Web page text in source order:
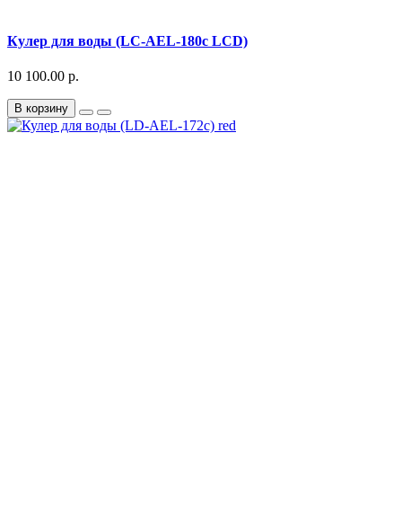
Кулер для воды (LC-AEL-180c LCD)
10 100.00 р.
В корзину